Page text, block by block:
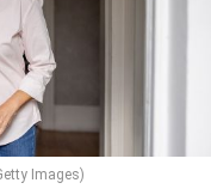
Images)